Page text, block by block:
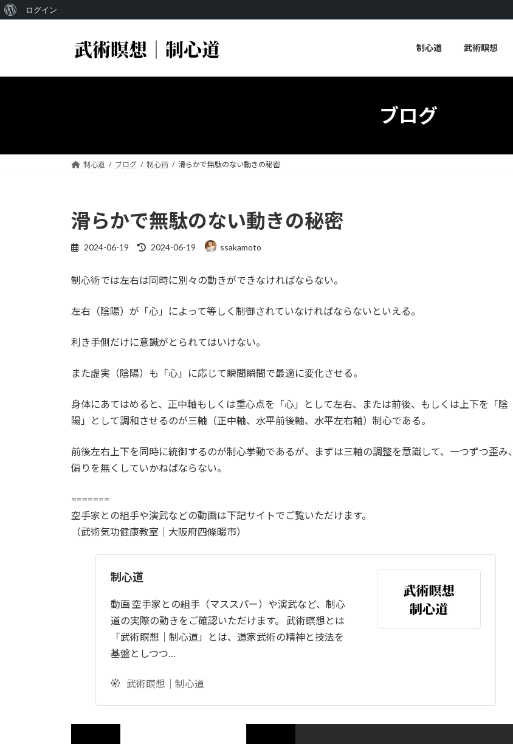
プ
動
WordPress
ログイン
制心道 武術瞑想
ブログ
制心道 ブログ 制心術 滑らかで無駄のない動きの秘密
滑らかで無駄のない動きの秘密
2024-06-19
最
新
時
:
2024-06-19 ssakamoto
制心術では左右は同時に別々の動きができなければならない。
左右（陰陽）が「心」によって等しく制御されていなければならないといえる。
利き手側だけに意識がとられてはいけない。
また虚実（陰陽）も「心」に応じて瞬間瞬間で最適に変化させる。
身体にあてはめると、正中軸もしくは重心点を「心」として左右、または前後、もしくは上下を「陰
陽」として調和させるのが三軸（正中軸、水平前後軸、水平左右軸）制心である。
前後左右上下を同時に統御するのが制心挙動であるが、まずは三軸の調整を意識して、一つずつ歪み、
偏りを無くしていかねばならない。
=======
空手家との組手や演武などの動画は下記サイトでご覧いただけます。
（武術気功健康教室｜大阪府四條畷市）
制心道
動画 空手家との組手（マススパー）や演武など、制心
道の実際の動きをご確認いただけます。 武術瞑想とは
「武術瞑想｜制心道」とは、道家武術の精神と技法を
基盤としつつ…
武術瞑想｜制心道